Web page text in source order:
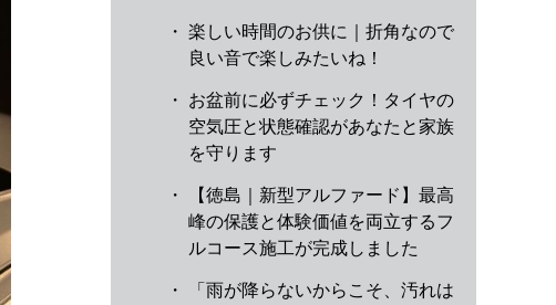
・ 楽しい時間のお供に｜折角なので
良い音で楽しみたいね！
・
お盆前に必ずチェック！タイヤの
空気圧と状態確認があなたと家族
を守ります
・
【徳島｜新型アルファード】最高
峰の保護と体験価値を両立するフ
ルコース施工が完成しました
・
「雨が降らないからこそ、汚れは